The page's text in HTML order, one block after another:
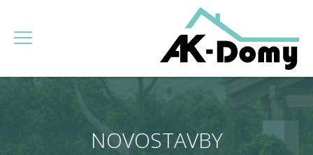
NOVOSTAVBY